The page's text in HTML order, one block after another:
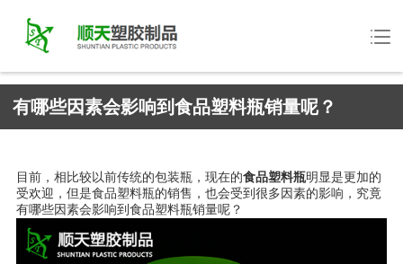
有哪些因素会影响到食品塑料瓶销量呢？
目前，相比较以前传统的包装瓶，现在的食品塑料瓶明显是更加的
受欢迎，但是食品塑料瓶的销售，也会受到很多因素的影响，究竟
有哪些因素会影响到食品塑料瓶销量呢？